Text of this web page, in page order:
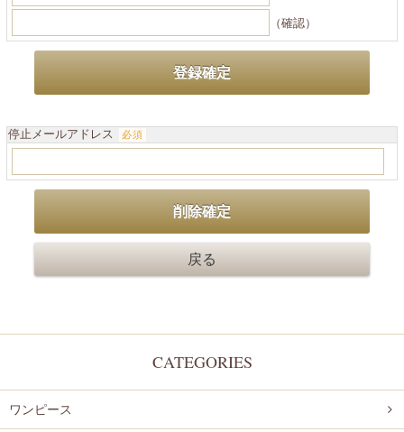
（確認）
停止メールアドレス 必須
CATEGORIES
ワンピース